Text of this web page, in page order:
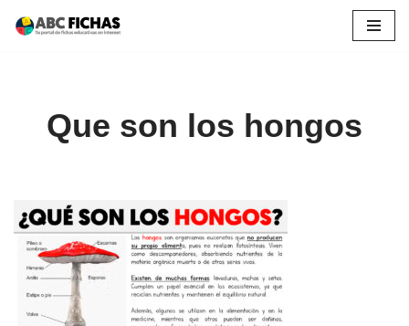
Que son los hongos